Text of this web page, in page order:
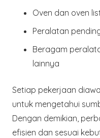
Oven dan oven
Peralatan
Beragam
lainnya
Setiap pekerjaan
untuk mengetahui
Dengan demikian,
efisien dan sesuai